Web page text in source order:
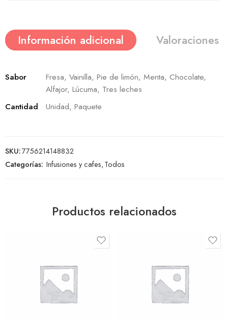
Información adicional Valoraciones
Sabor
Fresa, Vainilla, Pie de limón, Menta, Chocolate,
Alfajor, Lúcuma, Tres leches
Cantidad
Unidad, Paquete
SKU:7756214148832
Categorías: Infusiones y cafes,Todos
Productos relacionados